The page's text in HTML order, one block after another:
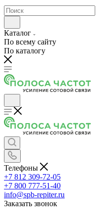
Каталог
По всему сайту
По каталогу
Телефоны
+7 812 309-72-05
+7 800 777-51-40
info@spb-repiter.ru
Заказать звонок